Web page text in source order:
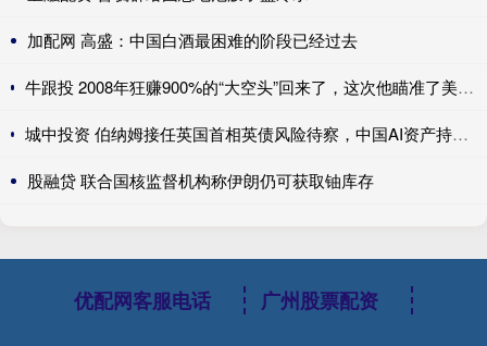
加配网 高盛：中国白酒最困难的阶段已经过去
牛跟投 2008年狂赚900%的“大空头”回来了，这次他瞄准了美国保险公司，甚至包括伯克希尔......
城中投资 伯纳姆接任英国首相英债风险待察，中国AI资产持续领涨，美国积极保障关键矿产---0624宏观脱水
股融贷 联合国核监督机构称伊朗仍可获取铀库存
优配网客服电话 广州股票配资